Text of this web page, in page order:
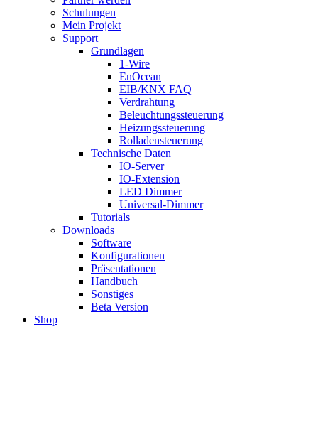
Schulungen
Mein Projekt
Support
Grundlagen
1-Wire
EnOcean
EIB/KNX FAQ
Verdrahtung
Beleuchtungssteuerung
Heizungssteuerung
Rolladensteuerung
Technische Daten
IO-Server
IO-Extension
LED Dimmer
Universal-Dimmer
Tutorials
Downloads
Software
Konfigurationen
Präsentationen
Handbuch
Sonstiges
Beta Version
Shop